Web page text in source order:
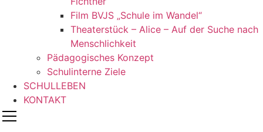
Film BVJS „Schule im Wandel“
Theaterstück – Alice – Auf der Suche nach
Menschlichkeit
Pädagogisches Konzept
Schulinterne Ziele
SCHULLEBEN
KONTAKT